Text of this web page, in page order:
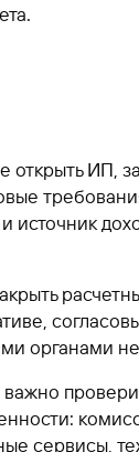
открыть ИП,
источник
органами
сервисы,